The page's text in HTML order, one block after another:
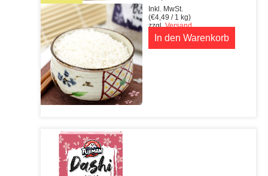
Inkl. MwSt.
(€4,49 / 1 kg)
zzgl.Versand
In den Warenkorb